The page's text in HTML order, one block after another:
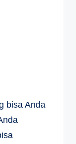
bisa Anda